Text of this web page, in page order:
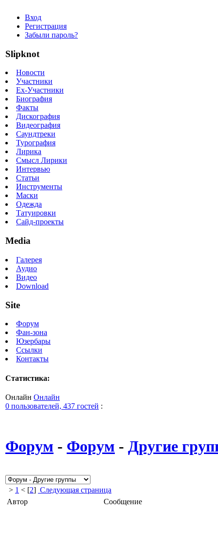
Вход
Регистрация
Забыли пароль?
Slipknot
Новости
Участники
Ex-Участники
Биография
Факты
Дискография
Видеография
Саундтреки
Турография
Лирика
Смысл Лирики
Интервью
Статьи
Инструменты
Маски
Одежда
Татуировки
Сайд-проекты
Media
Галерея
Аудио
Видео
Download
Site
Форум
Фан-зона
Юзербары
Ссылки
Контакты
Статистика:
Онлайн Онлайн
0 пользователей, 437 гостей :
Форум - Форум - Другие
> 1 < [2] Следующая страница
Автор
Сообщение